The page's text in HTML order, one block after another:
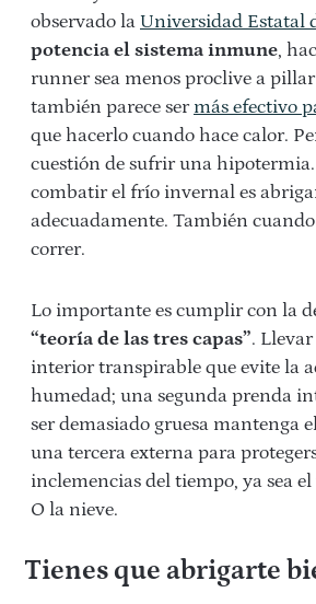
observado la Universidad Estatal
potencia el sistema inmune,
runner sea menos proclive a
también parece ser más efectivo
que hacerlo cuando hace calor.
cuestión de sufrir una
combatir el frío invernal es
adecuadamente. También
correr.
Lo importante es cumplir con la
“teoría de las tres capas”.
interior transpirable que evite la
humedad; una segunda prenda
ser demasiado gruesa mantenga
una tercera externa para
inclemencias del tiempo, ya sea
O la nieve.
Tienes que abrigarte